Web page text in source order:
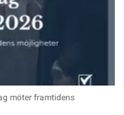
möter framtidens